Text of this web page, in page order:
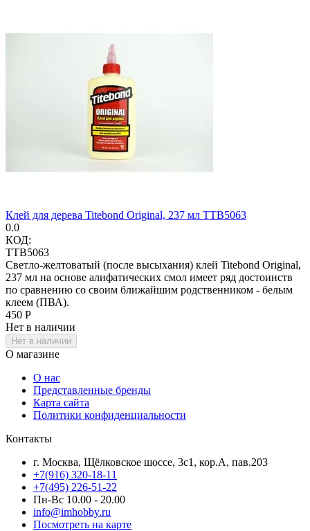
Клей для дерева Titebond Original, 237 мл TTB5063
0.0
КОД:
TTB5063
Светло-желтоватый (после высыхания) клей Titebond Original,
237 мл на основе алифатических смол имеет ряд достоинств
по сравнению со своим ближайшим родственником - белым
клеем (ПВА).
‍450‍ Р
Нет в наличии
Нет в наличии
О магазине
О нас
Представленные бренды
Карта сайта
Политики конфиденциальности
Контакты
г. Москва, Щёлковское шоссе, 3с1, кор.А, пав.203
+7(916) 320-18-11
+7(495) 226-51-22
Пн-Вс 10.00 - 20.00
info@imhobby.ru
Посмотреть на карте